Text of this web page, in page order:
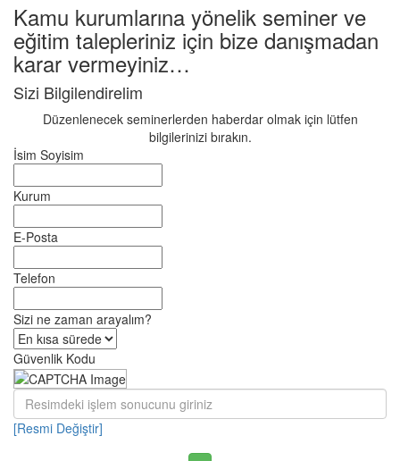
Kamu kurumlarına yönelik seminer ve
eğitim talepleriniz için bize danışmadan
karar vermeyiniz…
Sizi Bilgilendirelim
Düzenlenecek seminerlerden haberdar olmak için lütfen
bilgilerinizi bırakın.
İsim Soyisim
Kurum
E-Posta
Telefon
Sizi ne zaman arayalım?
Güvenlik Kodu
[Resmi Değiştir]